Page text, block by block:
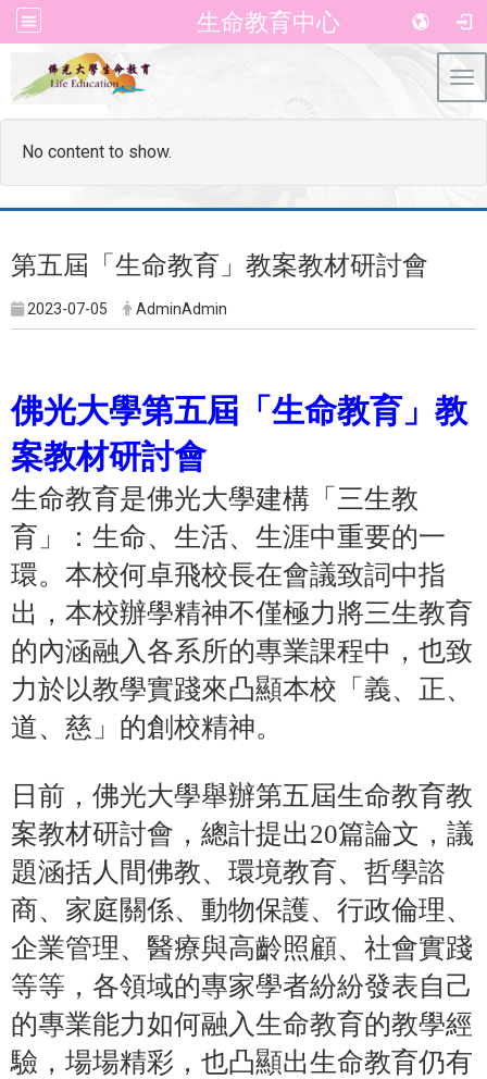
生命教育中心
No content to show.
第五屆「生命教育」教案教材研討會
2023-07-05 AdminAdmin
佛光大學第五屆「生命教育」教
案教材研討會
生命教育是佛光大學建構「三生教
育」：生命、生活、生涯中重要的一
環。本校何卓飛校長在會議致詞中指
出，本校辦學精神不僅極力將三生教育
的內涵融入各系所的專業課程中，也致
力於以教學實踐來凸顯本校「義、正、
道、慈」的創校精神。
日前，佛光大學舉辦第五屆生命教育教
案教材研討會，總計提出20篇論文，議
題涵括人間佛教、環境教育、哲學諮
商、家庭關係、動物保護、行政倫理、
企業管理、醫療與高齡照顧、社會實踐
等等，各領域的專家學者紛紛發表自己
的專業能力如何融入生命教育的教學經
驗，場場精彩，也凸顯出生命教育仍有